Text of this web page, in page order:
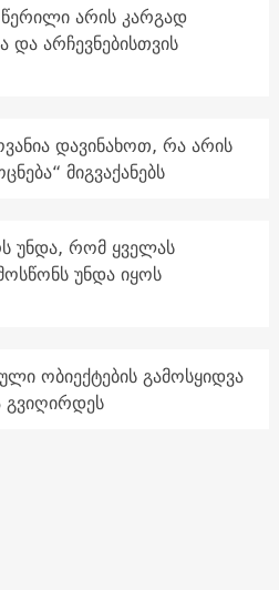
წერილი არის კარგად
არჩევნებისთვის
დავინახოთ, რა არის
მიგვაქანებს
უნდა, რომ ყველას
უნდა იყოს
ობიექტების გამოსყიდვა
გვიღირდეს